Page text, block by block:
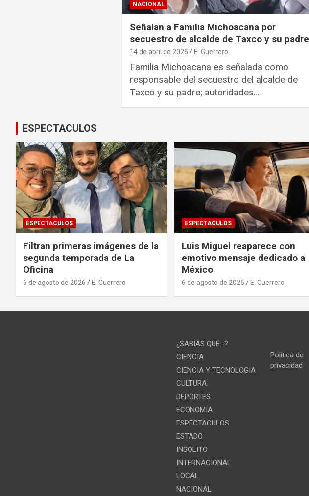
NACIONAL
Señalan a Familia Michoacana por
secuestro de alcalde de Taxco y su padre
14 de abril de 2026 E. Guerrero
Familia Michoacana es señalada como
responsable del secuestro del alcalde de
Taxco y su padre; autoridades…
ESPECTACULOS
ESPECTACULOS
Filtran primeras imágenes de la
segunda temporada de La
Oficina
6 de agosto de 2026 E. Guerrero
ESPECTACULOS
Luis Miguel reaparece con
emotivo mensaje dedicado a
México
6 de agosto de 2026 E. Guerrero
¿SABIAS QUE…?
CIENCIA
CIENCIA Y TECNOLOGIA
CULTURA
DEPORTES
ECONOMÍA
ESPECTACULOS
ESTADO
INSOLITO
INTERNACIONAL
LOCAL
NACIONAL
Política de
privacidad